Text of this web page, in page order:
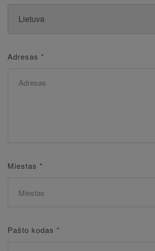
Adresas *
Miestas *
Pašto kodas *